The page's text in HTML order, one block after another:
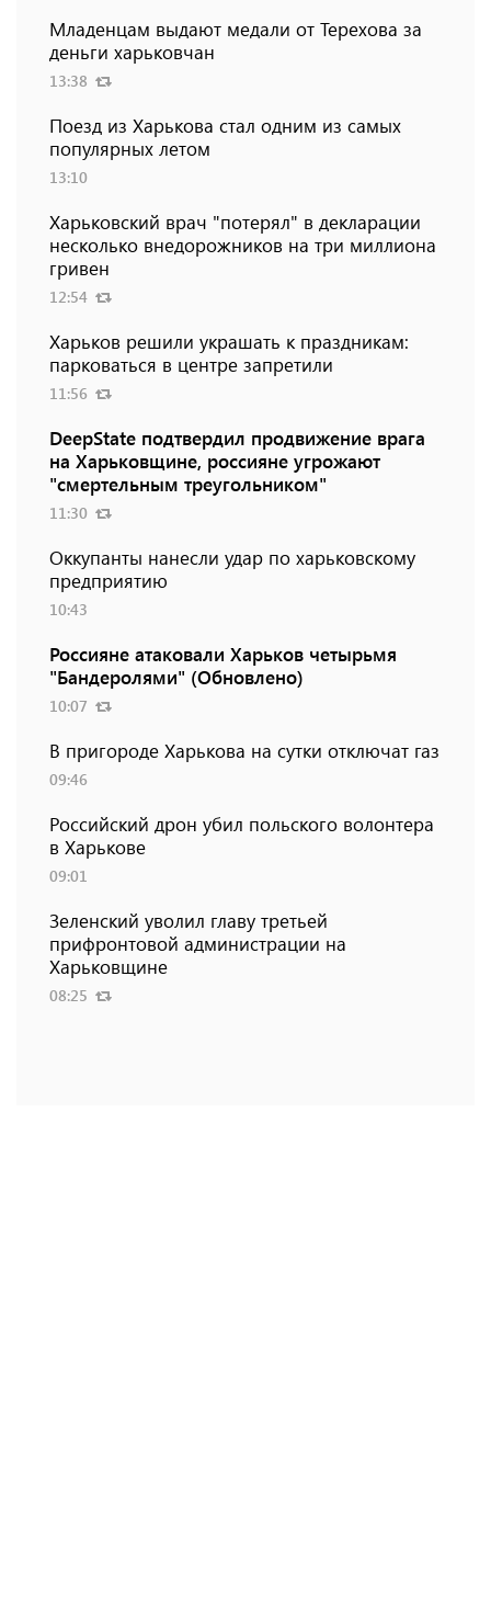
Младенцам выдают медали от Терехова за
деньги харьковчан
13:38
Поезд из Харькова стал одним из самых
популярных летом
13:10
Харьковский врач "потерял" в декларации
несколько внедорожников на три миллиона
гривен
12:54
Харьков решили украшать к праздникам:
парковаться в центре запретили
11:56
DeepState подтвердил продвижение врага
на Харьковщине, россияне угрожают
"смертельным треугольником"
11:30
Оккупанты нанесли удар по харьковскому
предприятию
10:43
Россияне атаковали Харьков четырьмя
"Бандеролями" (Обновлено)
10:07
В пригороде Харькова на сутки отключат газ
09:46
Российский дрон убил польского волонтера
в Харькове
09:01
Зеленский уволил главу третьей
прифронтовой администрации на
Харьковщине
08:25